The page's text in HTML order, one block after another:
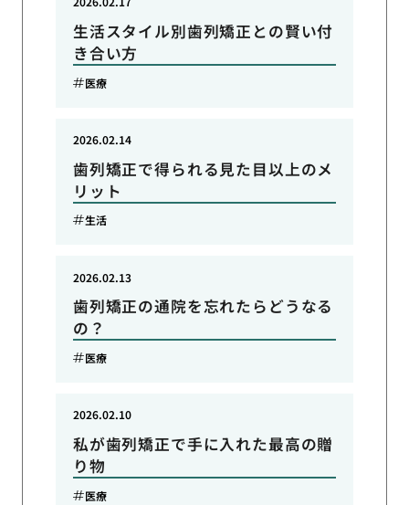
生活スタイル別歯列矯正との賢い付
き合い方
医療
歯列矯正で得られる見た目以上のメ
リット
2026.02.14
生活
歯列矯正の通院を忘れたらどうなる
の？
2026.02.13
医療
私が歯列矯正で手に入れた最高の贈
り物
2026.02.10
医療